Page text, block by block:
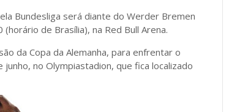
Bundesliga será diante do Werder Bremen
de Brasília), na Red Bull Arena.
da Copa da Alemanha, para enfrentar o
no Olympiastadion, que fica localizado